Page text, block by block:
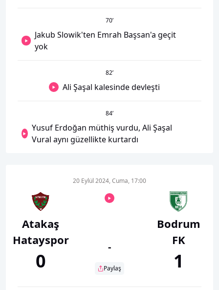
70’
Jakub Slowik'ten Emrah Başsan'a geçit
yok
82’
Ali Şaşal kalesinde devleşti
84’
Yusuf Erdoğan müthiş vurdu, Ali Şaşal
Vural aynı güzellikte kurtardı
Atakaş
Hatayspor
0
20 Eylül 2024, Cuma, 17:00
-
Paylaş
Bodrum
FK
1